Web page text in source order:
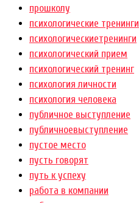
прошколу
психологические тренинги
психологическиетренинги
психологический прием
психологический тренинг
психология личности
психология человека
публичное выступление
публичноевыступление
пустое место
пусть говорят
путь к успеху
работа в компании